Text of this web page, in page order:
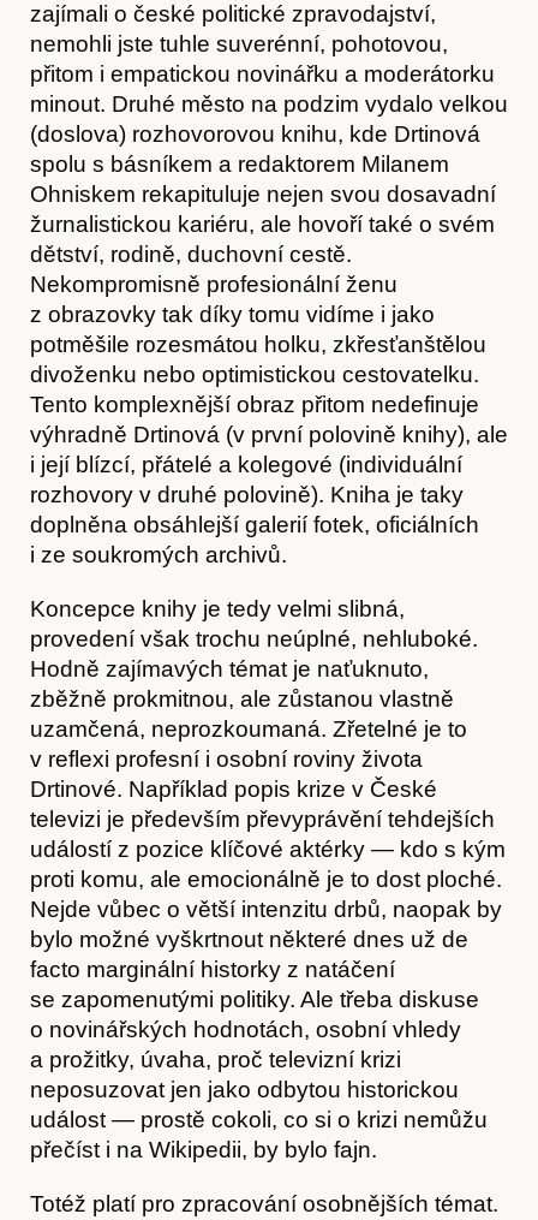
Články
Časopis
Hostcast
zajímali o české politické zpravodajství,
nemohli jste tuhle suverénní, pohotovou,
přitom i empatickou novinářku a moderátorku
minout. Druhé město na podzim vydalo velkou
(doslova) rozhovorovou knihu, kde Drtinová
spolu s básníkem a redaktorem Milanem
Ohniskem rekapituluje nejen svou dosavadní
žurnalistickou kariéru, ale hovoří také o svém
dětství, rodině, duchovní cestě.
Nekompromisně profesionální ženu
z obrazovky tak díky tomu vidíme i jako
potměšile rozesmátou holku, zkřesťanštělou
divoženku nebo optimistickou cestovatelku.
Tento komplexnější obraz přitom nedefinuje
výhradně Drtinová (v první polovině knihy), ale
i její blízcí, přátelé a kolegové (individuální
rozhovory v druhé polovině). Kniha je taky
doplněna obsáhlejší galerií fotek, oficiálních
i ze soukromých archivů.
Koncepce knihy je tedy velmi slibná,
provedení však trochu neúplné, nehluboké.
Hodně zajímavých témat je naťuknuto,
zběžně prokmitnou, ale zůstanou vlastně
uzamčená, neprozkoumaná. Zřetelné je to
v reflexi profesní i osobní roviny života
Drtinové. Například popis krize v České
televizi je především převyprávění tehdejších
událostí z pozice klíčové aktérky — kdo s kým
proti komu, ale emocionálně je to dost ploché.
Nejde vůbec o větší intenzitu drbů, naopak by
bylo možné vyškrtnout některé dnes už de
facto marginální historky z natáčení
se zapomenutými politiky. Ale třeba diskuse
o novinářských hodnotách, osobní vhledy
a prožitky, úvaha, proč televizní krizi
neposuzovat jen jako odbytou historickou
událost — prostě cokoli, co si o krizi nemůžu
přečíst i na Wikipedii, by bylo fajn.
Totéž platí pro zpracování osobnějších témat.